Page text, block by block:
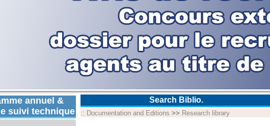
annuel &
suivi technique
Search Biblio.
:: Documentation and Editions >> Research library